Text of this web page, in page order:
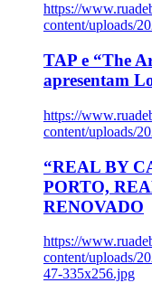
https://
content/uploads/
TAP e “The
apresentam
https://
content/uploads/
“REAL BY
PORTO,
RENOVADO
https://
content/uploads/
47-335x256.jpg